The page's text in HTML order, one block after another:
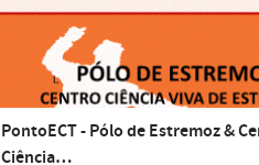
PontoECT - Pólo de Estremoz &
Ciência…